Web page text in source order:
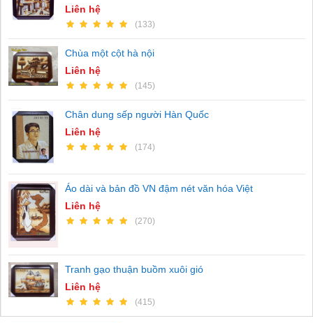
Liên hệ
(133)
Chùa một cột hà nội
Liên hệ
(145)
Chân dung sếp người Hàn Quốc
Liên hệ
(174)
Áo dài và bản đồ VN đậm nét văn hóa Việt
Liên hệ
(270)
Tranh gạo thuận buồm xuôi gió
Liên hệ
(415)